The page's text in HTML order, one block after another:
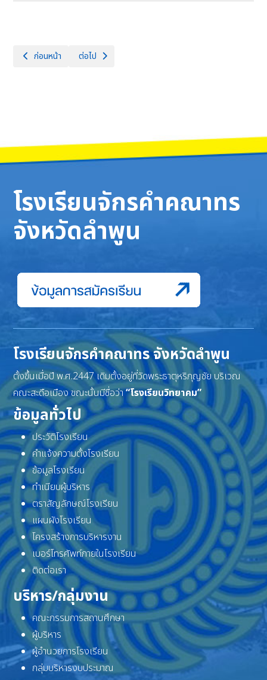
เนื้อหาก่อนหน้า: ทำเนียบผู้บริหาร
ก่อนหน้า เนื้อหาถัดไป: แผนผังโรงเรียน
ต่อไป
โรงเรียนจักรคำคณาทร
จังหวัดลำพูน
โรงเรียนจักรคำคณาทร จังหวัดลำพูน
ตั้งขึ้นเมื่อปี พ.ศ.2447 เดิมตั้งอยู่ที่วัดพระธาตุหริภุญชัย บริเวณ
คณะสะดือเมือง ขณะนั้นมีชื่อว่า“โรงเรียนวิทยาคม”
ข้อมูลทั่วไป
ประวัติโรงเรียน
คำแจ้งความตั้งโรงเรียน
ข้อมูลโรงเรียน
ทำเนียบผู้บริหาร
ตราสัญลักษณ์โรงเรียน
แผนผังโรงเรียน
โครงสร้างการบริหารงาน
เบอร์โทรศัพท์ภายในโรงเรียน
ติดต่อเรา
บริหาร/กลุ่มงาน
คณะกรรมการสถานศึกษา
ผู้บริหาร
ผู้อำนวยการโรงเรียน
กลุ่มบริหารงบประมาณ